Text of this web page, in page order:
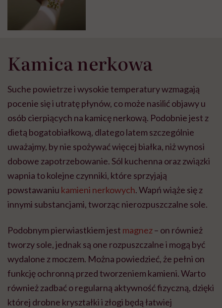
Kamica nerkowa
Suche powietrze i wysokie temperatury wzmagają
pocenie się i utratę płynów, co może nasilić objawy u
osób cierpiących na kamicę nerkową. Podobnie jest z
dietą bogatobiałkową, dlatego latem szczególnie
uważajmy, by nie spożywać więcej białka, niż wynosi
dobowe zapotrzebowanie. Sól kuchenna oraz związki
wapnia to kolejne czynniki, które sprzyjają
powstawaniu kamieni nerkowych. Wapń wiąże się z
innymi substancjami, tworząc nierozpuszczalne sole.
Podobnym pierwiastkiem jest magnez– on również
tworzy sole, jednak są one rozpuszczalne i mogą być
wydalone z moczem. Można powiedzieć, że pełni on
funkcję ochronną przed tworzeniem kamieni. Warto
również zadbać o regularną aktywność fizyczną, dzięki
której drobne kryształki i złogi będą łatwiej